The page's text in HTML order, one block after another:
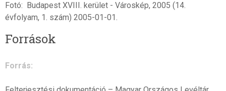
Fotó: Budapest XVIII. kerület - Városkép, 2005 (14.
évfolyam, 1. szám) 2005-01-01.
Források
Forrás: